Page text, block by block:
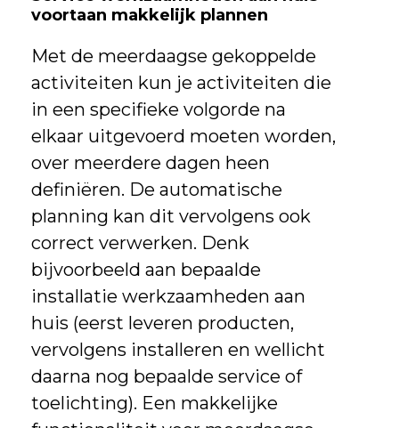
voortaan makkelijk plannen
Met de meerdaagse gekoppelde
activiteiten kun je activiteiten die
in een specifieke volgorde na
elkaar uitgevoerd moeten worden,
over meerdere dagen heen
definiëren. De automatische
planning kan dit vervolgens ook
correct verwerken. Denk
bijvoorbeeld aan bepaalde
installatie werkzaamheden aan
huis (eerst leveren producten,
vervolgens installeren en wellicht
daarna nog bepaalde service of
toelichting). Een makkelijke